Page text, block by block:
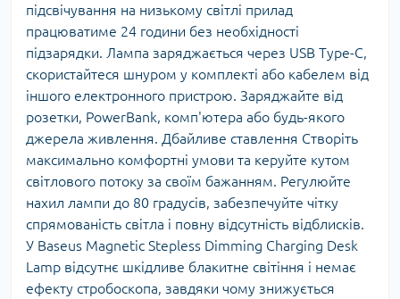
підсвічування на низькому світлі прилад
працюватиме 24 години без необхідності
підзарядки. Лампа заряджається через USB Type-C,
скористайтеся шнуром у комплекті або кабелем від
іншого електронного пристрою. Заряджайте від
розетки, PowerBank, комп'ютера або будь-якого
джерела живлення. Дбайливе ставлення Створіть
максимально комфортні умови та керуйте кутом
світлового потоку за своїм бажанням. Регулюйте
нахил лампи до 80 градусів, забезпечуйте чітку
спрямованість світла і повну відсутність відблисків.
У Baseus Magnetic Stepless Dimming Charging Desk
Lamp відсутнє шкідливе блакитне світіння і немає
ефекту стробоскопа, завдяки чому знижується